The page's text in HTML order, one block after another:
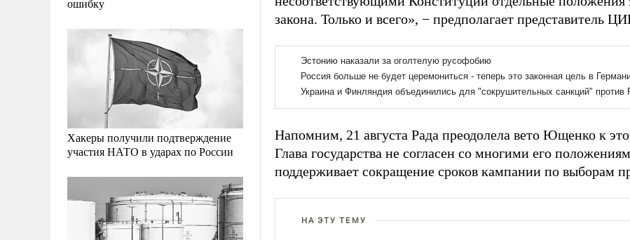
ошибку
Хакеры получили подтверждение
участия НАТО в ударах по России
закона. Только и всего», − предполагает представитель
Напомним, 21 августа Рада преодолела вето Ющенко к
Глава государства не согласен со многими его
поддерживает сокращение сроков кампании по выборам
НА ЭТУ ТЕМУ